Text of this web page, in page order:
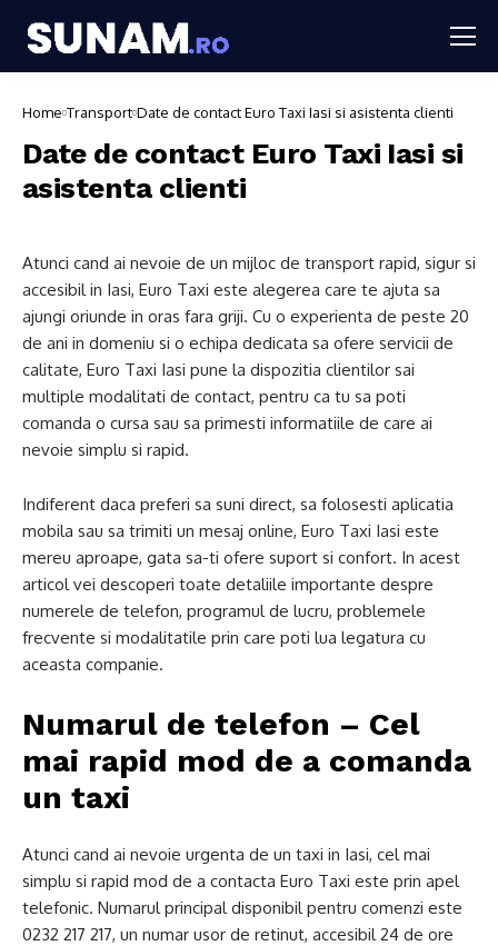
Home Transport Date de contact Euro Taxi Iasi si asistenta clienti
Date de contact Euro Taxi Iasi si
asistenta clienti
Atunci cand ai nevoie de un mijloc de transport rapid, sigur si
accesibil in Iasi, Euro Taxi este alegerea care te ajuta sa
ajungi oriunde in oras fara griji. Cu o experienta de peste 20
de ani in domeniu si o echipa dedicata sa ofere servicii de
calitate, Euro Taxi Iasi pune la dispozitia clientilor sai
multiple modalitati de contact, pentru ca tu sa poti
comanda o cursa sau sa primesti informatiile de care ai
nevoie simplu si rapid.
Indiferent daca preferi sa suni direct, sa folosesti aplicatia
mobila sau sa trimiti un mesaj online, Euro Taxi Iasi este
mereu aproape, gata sa-ti ofere suport si confort. In acest
articol vei descoperi toate detaliile importante despre
numerele de telefon, programul de lucru, problemele
frecvente si modalitatile prin care poti lua legatura cu
aceasta companie.
Numarul de telefon – Cel
mai rapid mod de a comanda
un taxi
Atunci cand ai nevoie urgenta de un taxi in Iasi, cel mai
simplu si rapid mod de a contacta Euro Taxi este prin apel
telefonic. Numarul principal disponibil pentru comenzi este
0232 217 217, un numar usor de retinut, accesibil 24 de ore